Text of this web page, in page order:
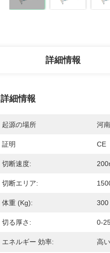
詳細情報
詳細情報
起源の場所 河南
証明 CE
切断速度:
切断エリア:
体重 (kg): 300
切る厚さ: 0-
エネルギー 効率: 高い